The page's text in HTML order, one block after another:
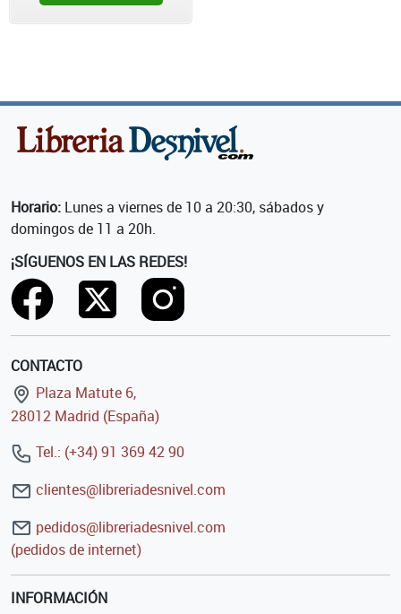
Horario: Lunes a viernes de 10 a 20:30, sábados y
domingos de 11 a 20h.
¡SÍGUENOS EN LAS REDES!
CONTACTO
Plaza Matute 6,
28012 Madrid (España)
Tel.: (+34) 91 369 42 90
clientes@libreriadesnivel.com
pedidos@libreriadesnivel.com
(pedidos de internet)
INFORMACIÓN